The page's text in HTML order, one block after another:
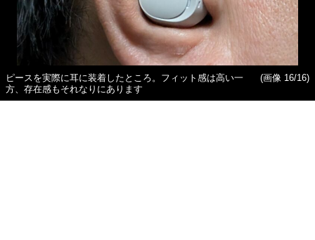
ピースを実際に耳に装着したところ。フィット感は高い一
方、存在感もそれなりにあります
(画像 16/16)